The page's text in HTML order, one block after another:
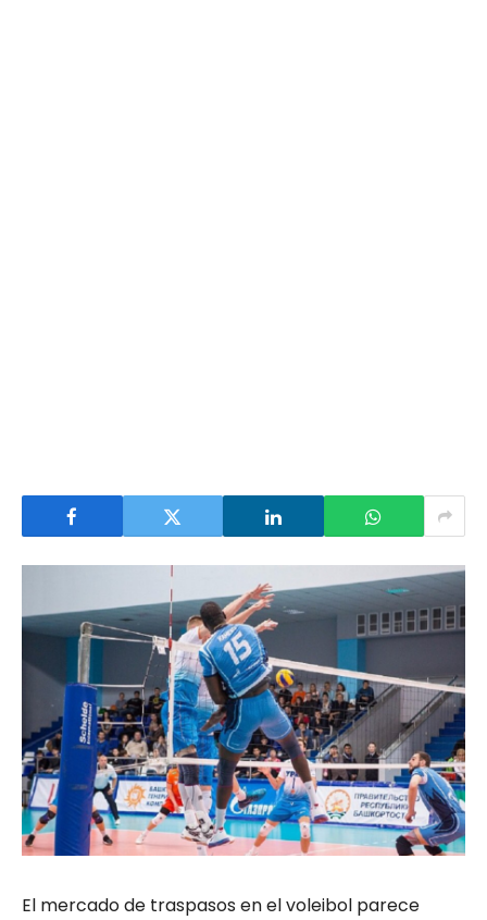
El mercado de traspasos en el voleibol parece